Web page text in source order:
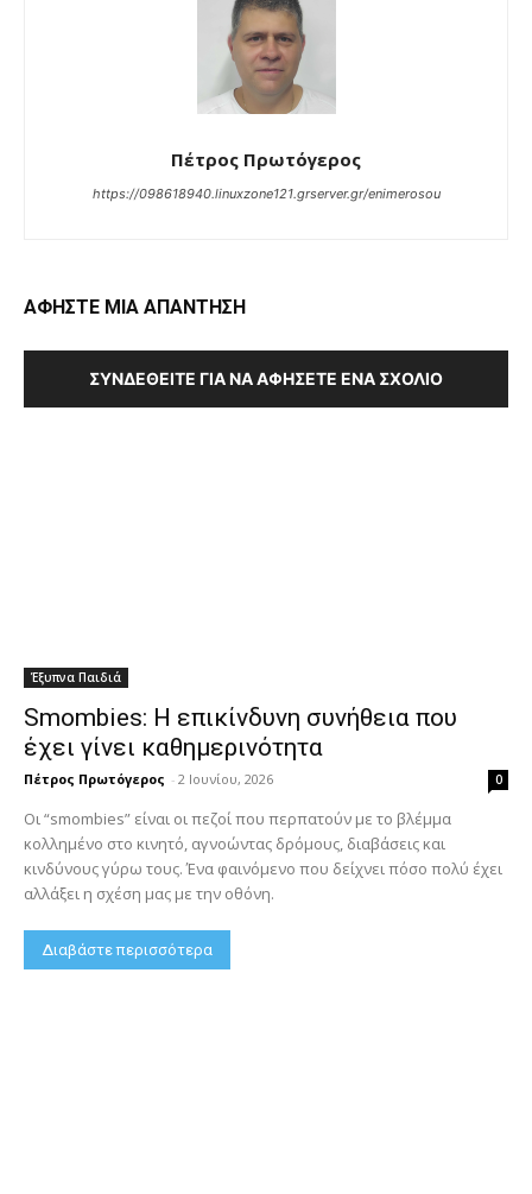
Πέτρος Πρωτόγερος
https://098618940.linuxzone121.grserver.gr/enimerosou
ΑΦΗΣΤΕ ΜΙΑ ΑΠΑΝΤΗΣΗ
ΣΥΝΔΕΘΕΊΤΕ ΓΙΑ ΝΑ ΑΦΉΣΕΤΕ ΈΝΑ ΣΧΌΛΙΟ
Έξυπνα Παιδιά
Smombies: Η επικίνδυνη συνήθεια που
έχει γίνει καθημερινότητα
Πέτρος Πρωτόγερος - 2 Ιουνίου, 2026 0
Οι “smombies” είναι οι πεζοί που περπατούν με το βλέμμα
κολλημένο στο κινητό, αγνοώντας δρόμους, διαβάσεις και
κινδύνους γύρω τους. Ένα φαινόμενο που δείχνει πόσο πολύ έχει
αλλάξει η σχέση μας με την οθόνη.
Διαβάστε περισσότερα